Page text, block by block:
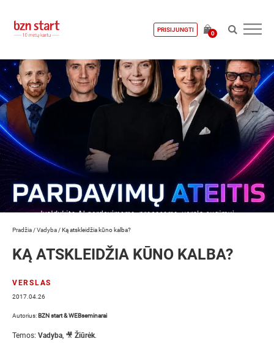
PRISIJUNGTI
0
Pradžia /Vadyba /Ką atskleidžia kūno kalba?
KĄ ATSKLEIDŽIA KŪNO KALBA?
VERSLAS
2017.04.26
Autorius: BZN start & WEBseminarai
Temos: Vadyba, 🎥 Žiūrėk.